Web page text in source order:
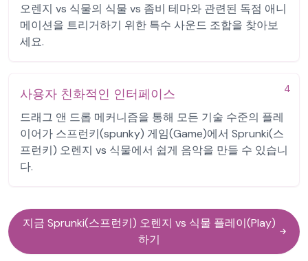
오렌지 vs 식물의 식물 vs 좀비 테마와 관련된 독점 애니
메이션을 트리거하기 위한 특수 사운드 조합을 찾아보
세요.
4
사용자 친화적인 인터페이스
드래그 앤 드롭 메커니즘을 통해 모든 기술 수준의 플레
이어가 스프런키(spunky) 게임(Game)에서 Sprunki(스
프런키) 오렌지 vs 식물에서 쉽게 음악을 만들 수 있습니
다.
지금 Sprunki(스프런키) 오렌지 vs 식물 플레이(Play)
하기